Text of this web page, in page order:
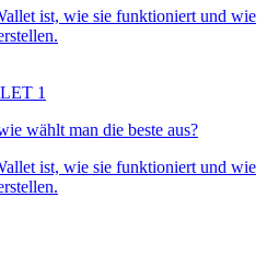
ist, wie sie funktioniert und wie
wählt man die beste aus?
ist, wie sie funktioniert und wie